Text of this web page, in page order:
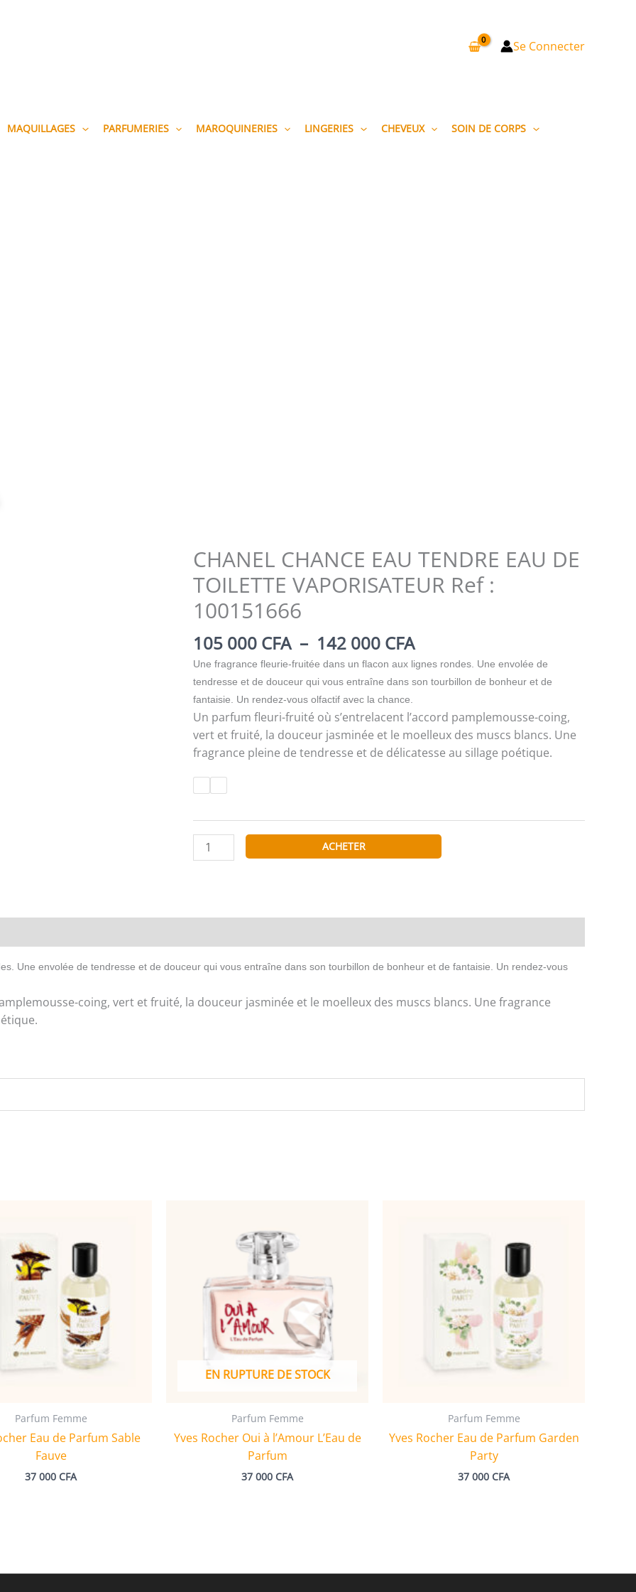
Se Connecter
MAQUILLAGES PARFUMERIES MAROQUINERIES LINGERIES CHEVEUX SOIN DE CORPS
CHANEL CHANCE EAU TENDRE EAU DE
TOILETTE VAPORISATEUR Ref :
100151666
105 000 CFA – 142 000 CFAPlage
de
prix :
000 CFA
à
142
Une fragrance fleurie-fruitée dans un flacon aux lignes rondes. Une envolée de
tendresse et de douceur qui vous entraîne dans son tourbillon de bonheur et de
fantaisie. Un rendez-vous olfactif avec la chance.
Un parfum fleuri-fruité où s’entrelacent l’accord pamplemousse-coing,
vert et fruité, la douceur jasminée et le moelleux des muscs blancs. Une
fragrance pleine de tendresse et de délicatesse au sillage poétique.
quantité
de
EAU
DE
VAPORISATEUR
ACHETER
Une envolée de tendresse et de douceur qui vous entraîne dans son tourbillon de bonheur et de fantaisie. Un rendez-vous
coing, vert et fruité, la douceur jasminée et le moelleux des muscs blancs. Une fragrance
Parfum Femme
Eau de Parfum Sable
Fauve
37 000 CFA
EN RUPTURE DE STOCK
Parfum Femme
Yves Rocher Oui à l’Amour L’Eau de
Parfum
37 000 CFA
Parfum Femme
Yves Rocher Eau de Parfum Garden
Party
37 000 CFA